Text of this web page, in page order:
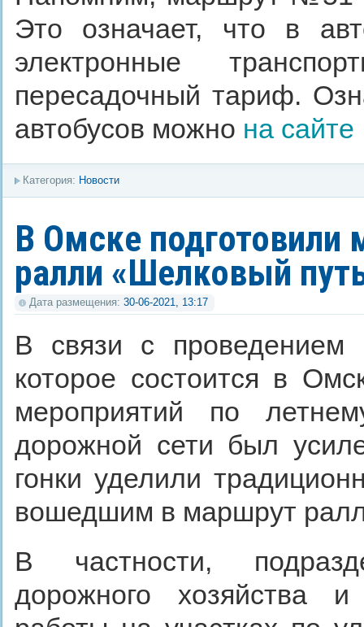
Это означает, что в
электронные
пересадочный тариф.
автобусов можно на сайте
Категория: Новости
В Омске
ралли «Шелковый
Дата размещения: 30-06-2021, 13:17
В связи с проведением
которое состоится в
мероприятий по
дорожной сети был
гонки уделили
вошедшим в маршрут
В частности,
дорожного хозяйства и